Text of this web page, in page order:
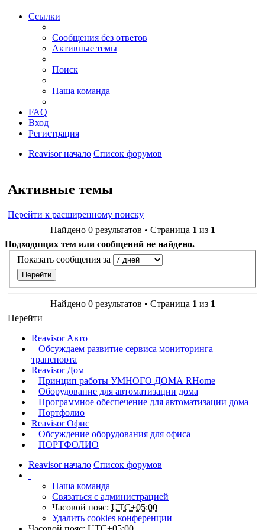
Ссылки
Сообщения без ответов
Активные темы
Поиск
Наша команда
FAQ
Вход
Регистрация
Reavisor начало Список форумов
Активные темы
Перейти к расширенному поиску
Найдено 0 результатов • Страница 1 из 1
Подходящих тем или сообщений не найдено.
Показать сообщения за
Найдено 0 результатов • Страница 1 из 1
Перейти
Reavisor Авто
Обсуждаем развитие сервиса мониторинга
транспорта
Reavisor Дом
Принцип работы УМНОГО ДОМА RHome
Оборудование для автоматизации дома
Программное обеспечение для автоматизации дома
Портфолио
Reavisor Офис
Обсуждение оборудования для офиса
ПОРТФОЛИО
Reavisor начало Список форумов
Наша команда
Связаться с администрацией
Часовой пояс: UTC+05:00
Удалить cookies конференции